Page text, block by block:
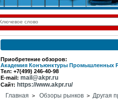
Приобретение обзоров:
Академия Конъюнктуры Промышленных
Тел: +7(499) 246-40-98
E-mail: mail@akpr.ru
Сайт: https://www.akpr.ru/
Главная > Обзоры рынков > Другая